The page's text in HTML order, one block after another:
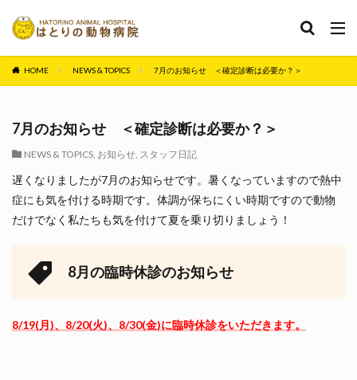
HOME NEWS & TOPICS 7月のお知らせ ＜確定診断は必要か？＞
7月のお知らせ ＜確定診断は必要か？＞
NEWS & TOPICS, お知らせ, スタッフ日記
遅くなりましたが7月のお知らせです。暑くなっていますので熱中
症にも気を付ける時期です。体調が保ちにくい時期ですので動物
だけでなく私たちも気を付けて夏を乗り切りましょう！
8月の臨時休診のお知らせ
8/19(月)、8/20(火)、8/30(金)に臨時休診をいただきます。
カテゴリー
タグ
セミナー ペット保険 保険
歯科 歯石
狂犬病 狂犬病 予防
窓口精算
縫合糸 手術 動物医療